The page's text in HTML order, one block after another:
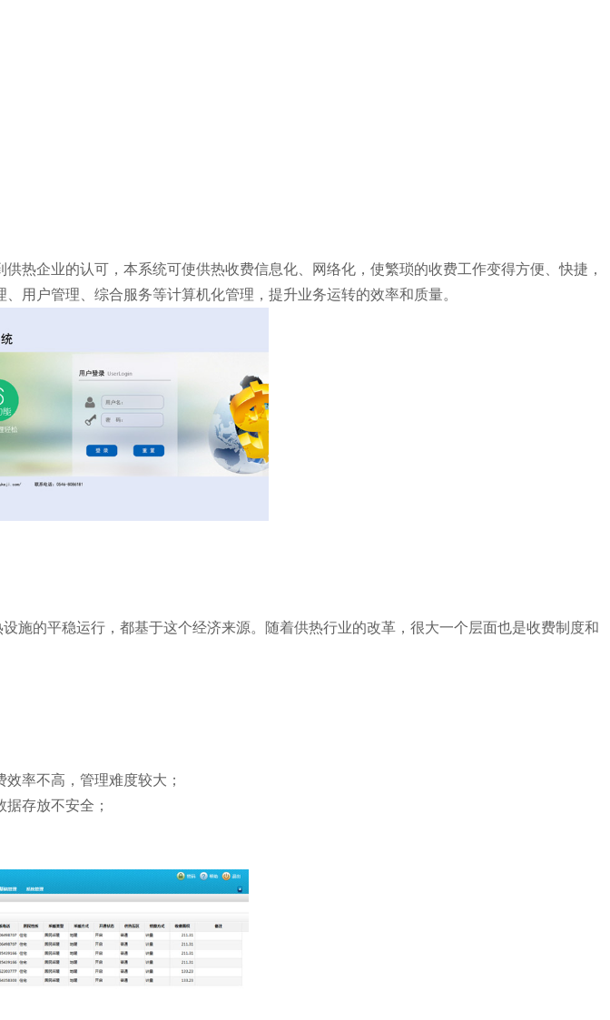
热企业的认可，本系统可使供热收费信息化、网络化，使繁琐的收费工作变得方便、快捷，
用户管理、综合服务等计算机化管理，提升业务运转的效率和质量。
施的平稳运行，都基于这个经济来源。随着供热行业的改革，很大一个层面也是收费制度和
率不高，管理难度较大；
存放不安全；